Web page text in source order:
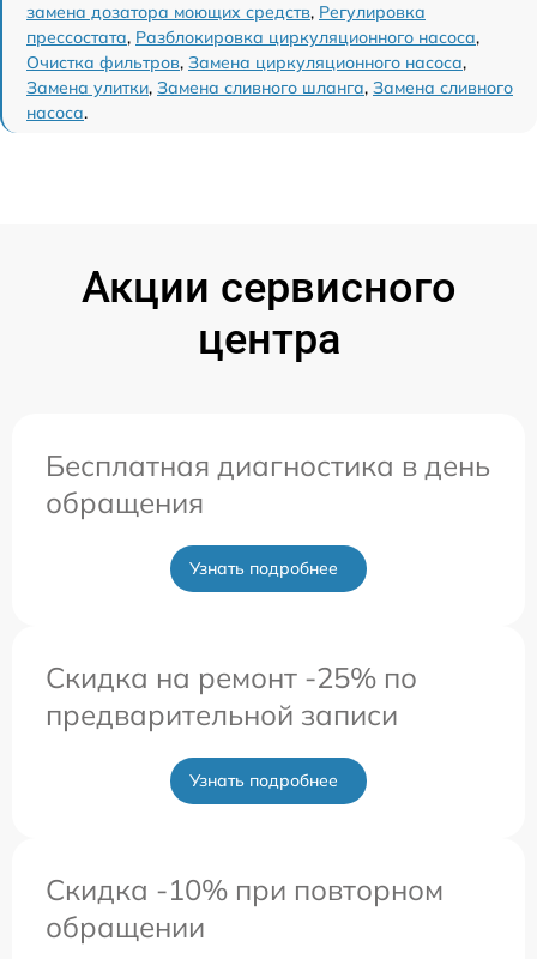
замена дозатора моющих средств, Регулировка
прессостата, Разблокировка циркуляционного насоса,
Очистка фильтров, Замена циркуляционного насоса,
Замена улитки, Замена сливного шланга, Замена сливного
насоса.
Акции сервисного
центра
Бесплатная диагностика в день
обращения
Узнать подробнее
Скидка на ремонт -25% по
предварительной записи
Узнать подробнее
Скидка -10% при повторном
обращении